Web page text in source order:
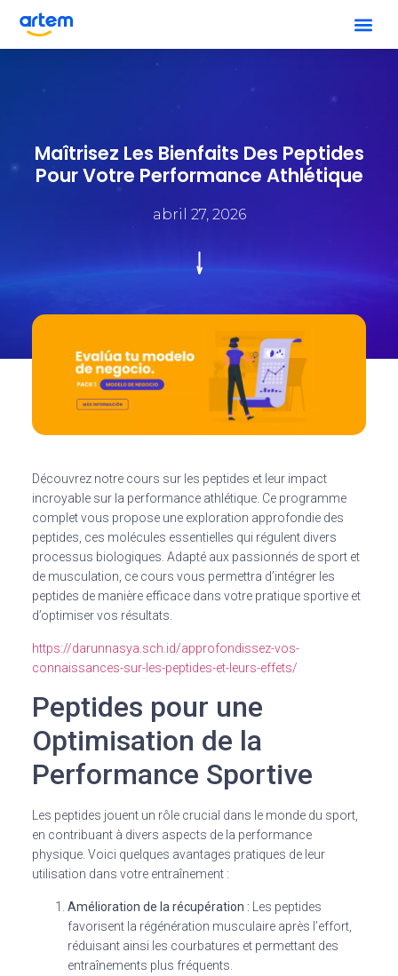
Maîtrisez Les Bienfaits Des Peptides
Pour Votre Performance Athlétique
abril 27, 2026
Découvrez notre cours sur les peptides et leur impact
incroyable sur la performance athlétique. Ce programme
complet vous propose une exploration approfondie des
peptides, ces molécules essentielles qui régulent divers
processus biologiques. Adapté aux passionnés de sport et
de musculation, ce cours vous permettra d’intégrer les
peptides de manière efficace dans votre pratique sportive et
d’optimiser vos résultats.
https://darunnasya.sch.id/approfondissez-vos-
connaissances-sur-les-peptides-et-leurs-effets/
Peptides pour une
Optimisation de la
Performance Sportive
Les peptides jouent un rôle crucial dans le monde du sport,
en contribuant à divers aspects de la performance
physique. Voici quelques avantages pratiques de leur
utilisation dans votre entraînement :
Amélioration de la récupération : Les peptides
favorisent la régénération musculaire après l’effort,
réduisant ainsi les courbatures et permettant des
entraînements plus fréquents.